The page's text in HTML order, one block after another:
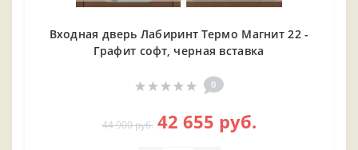
Входная дверь Лабиринт Термо Магнит 22 -
Графит софт, черная вставка
0
44 900 руб. 42 655 руб.